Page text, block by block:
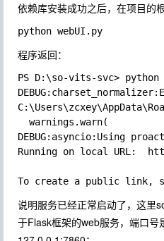
依赖库安装成功之后，在项目的
程序返回：
PS D:\so-vits-svc>
  warnings.warn(
DEBUG:asyncio:Using
Running on local URL:
说明服务已经正常启动了，这里
于Flask框架的web服务，端口号